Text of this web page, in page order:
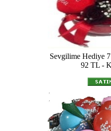
Sevgilime Hediye
92 TL -